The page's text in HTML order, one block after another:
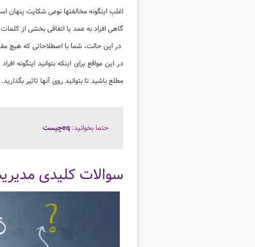
اغلبِ اینگونه مخالفتها نوعی شکایت
گاهی افراد به عمد یا اتفاقی بخشی از
در این حالت، شما با اصطلاحاتی که هیچ
در این مواقع برای اینکه بتوانید
مطلع باشید تا بتوانید روی آنها تاثیر بگذارید.
حتما بخوانید: eqچیست
سوالات کلیدی